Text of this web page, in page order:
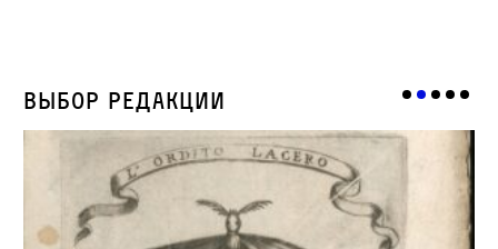
Выбор редакции